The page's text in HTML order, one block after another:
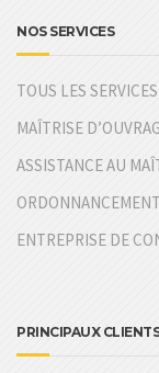
NOS SERVICES
TOUS LES SERVICES
MAÎTRISE
ASSISTANCE AU
ENTREPRISE DE
PRINCIPAUX CLIENTS